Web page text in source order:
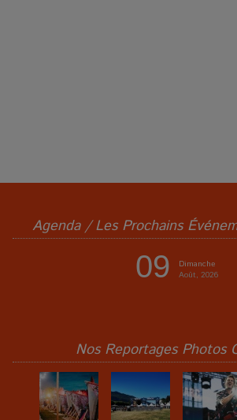
Agenda / Les Prochains
09
Dimanche
Août, 2026
Nos Reportages Photos